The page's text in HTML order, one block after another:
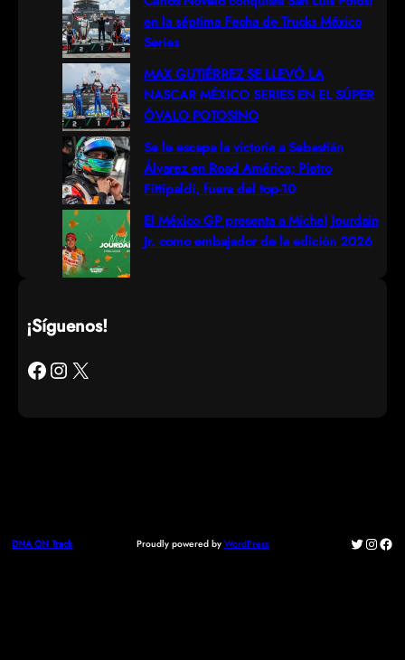
en la séptima Fecha de Trucks México
Series
MAX GUTIÉRREZ SE LLEVÓ LA
NASCAR MÉXICO SERIES EN EL SÚPER
ÓVALO POTOSINO
Se le escapa la victoria a Sebastián
Álvarez en Road América; Pietro
Fittipaldi, fuera del top-10
El México GP presenta a Michel Jourdain
Jr. como embajador de la edición 2026
¡Síguenos!
Facebook Instagram X
DNA ON Track Proudly powered by WordPress Twitter